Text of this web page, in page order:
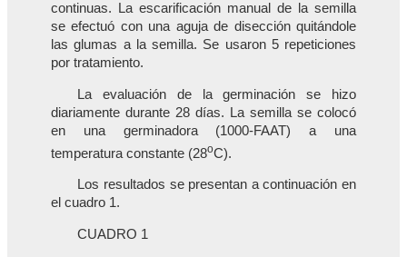
continuas. La escarificación manual de la semilla
se efectuó con una aguja de disección quitándole
las glumas a la semilla. Se usaron 5 repeticiones
por tratamiento.
La evaluación de la germinación se hizo
diariamente durante 28 días. La semilla se colocó
en una germinadora (1000-FAAT) a una
temperatura constante (28oC).
Los resultados se presentan a continuación en
el cuadro 1.
CUADRO 1